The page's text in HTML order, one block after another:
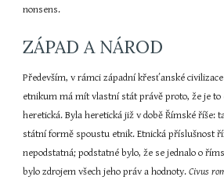
nonsens.
ZÁPAD A NÁROD
Především, v rámci západní křesťanské
etnikum má mít vlastní stát právě proto, že je
heretická. Byla heretická již v době Římské říše:
státní formě spoustu etnik. Etnická příslušnost
nepodstatná; podstatné bylo, že se jednalo o
bylo zdrojem všech jeho práv a hodnoty. Civus